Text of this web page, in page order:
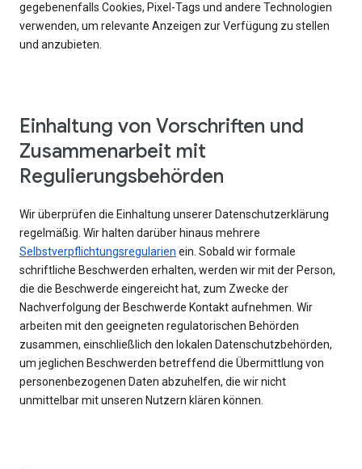
gegebenenfalls Cookies, Pixel-Tags und andere Technologien
verwenden, um relevante Anzeigen zur Verfügung zu stellen
und anzubieten.
Einhaltung von Vorschriften und
Zusammenarbeit mit
Regulierungsbehörden
Wir überprüfen die Einhaltung unserer Datenschutzerklärung
regelmäßig. Wir halten darüber hinaus mehrere
Selbstverpflichtungsregularien ein. Sobald wir formale
schriftliche Beschwerden erhalten, werden wir mit der Person,
die die Beschwerde eingereicht hat, zum Zwecke der
Nachverfolgung der Beschwerde Kontakt aufnehmen. Wir
arbeiten mit den geeigneten regulatorischen Behörden
zusammen, einschließlich den lokalen Datenschutzbehörden,
um jeglichen Beschwerden betreffend die Übermittlung von
personenbezogenen Daten abzuhelfen, die wir nicht
unmittelbar mit unseren Nutzern klären können.